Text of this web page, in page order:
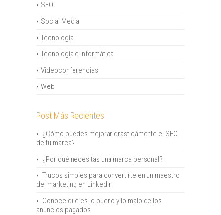
SEO
Social Media
Tecnología
Tecnología e informática
Videoconferencias
Web
Post Más Recientes
¿Cómo puedes mejorar drasticámente el SEO
de tu marca?
¿Por qué necesitas una marca personal?
Trucos simples para convertirte en un maestro
del marketing en LinkedIn
Conoce qué es lo bueno y lo malo de los
anuncios pagados